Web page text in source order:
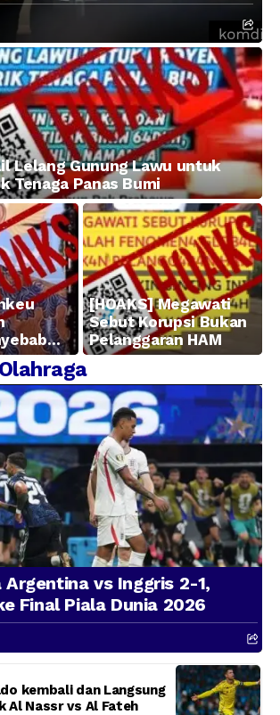
Lelang Gunung Lawu untuk
Tenaga Panas Bumi
[HOAKS] Megawati
Sebut Korupsi Bukan
Pelanggaran HAM
Olahraga
Argentina vs Inggris 2-1,
Final Piala Dunia 2026
kembali dan Langsung
Al Nassr vs Al Fateh